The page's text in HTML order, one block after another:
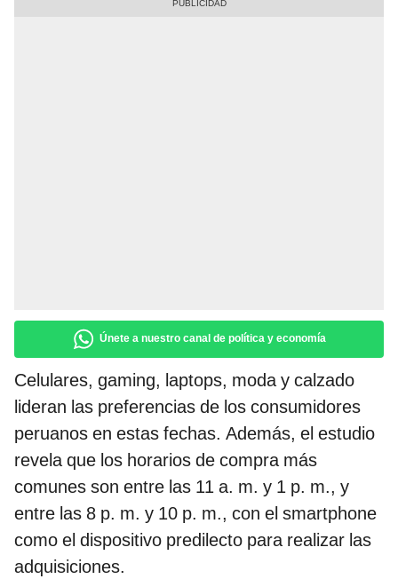
Únete a nuestro canal de política y economía
Celulares, gaming, laptops, moda y calzado
lideran las preferencias de los consumidores
peruanos en estas fechas. Además, el estudio
revela que los horarios de compra más
comunes son entre las 11 a. m. y 1 p. m., y
entre las 8 p. m. y 10 p. m., con el smartphone
como el dispositivo predilecto para realizar las
adquisiciones.